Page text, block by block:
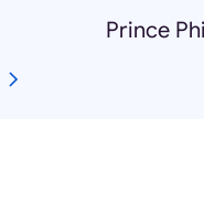
Prince